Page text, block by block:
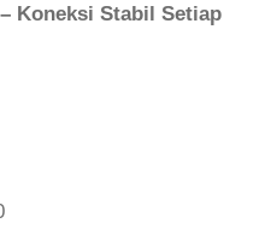
Koneksi Stabil Setiap